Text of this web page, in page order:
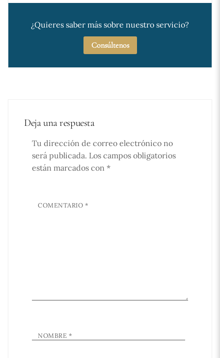
¿Quieres saber más sobre nuestro servicio?
Consúltenos
Deja una respuesta
Tu dirección de correo electrónico no
será publicada. Los campos obligatorios
están marcados con *
COMENTARIO *
NOMBRE *